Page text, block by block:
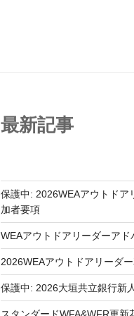
シ
ョ
最新記事
保護中: 2026WEAアウトドア
加者要項
WEAアウトドアリーダーアド
2026WEAアウトドアリーダ
保護中: 2026大垣共立銀行新